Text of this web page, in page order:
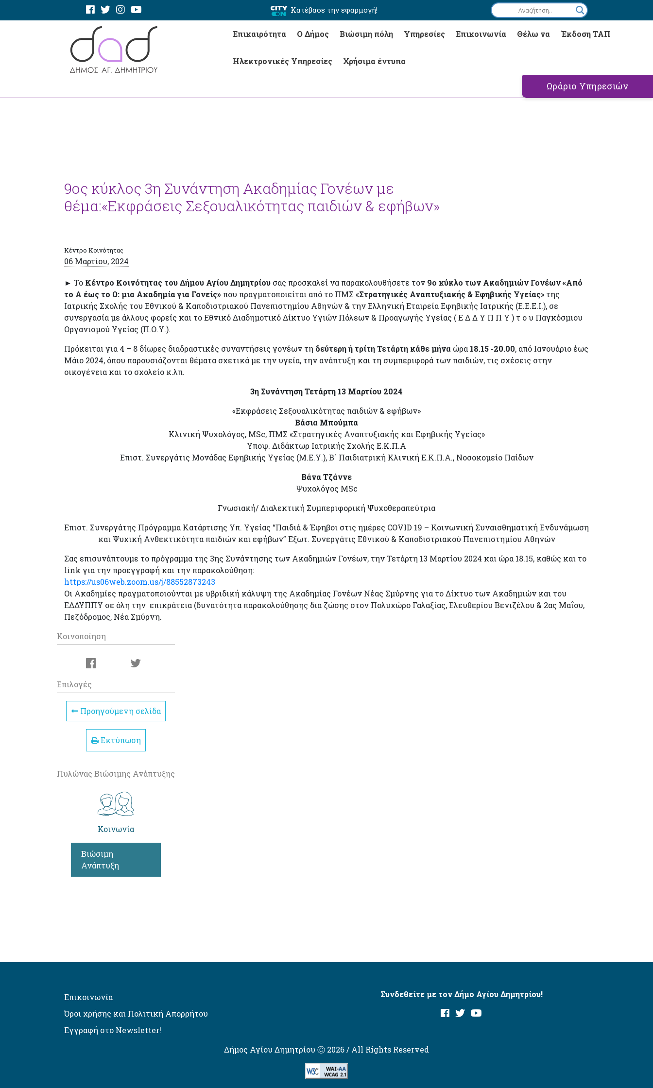
Κατέβασε την εφαρμογή!
Επικαιρότητα Ο Δήμος Βιώσιμη πόλη Υπηρεσίες Επικοινωνία Θέλω να Έκδοση ΤΑΠ
Ηλεκτρονικές Υπηρεσίες Χρήσιμα έντυπα
Ωράριο Υπηρεσιών
9ος κύκλος 3η Συνάντηση Ακαδημίας Γονέων με
θέμα:«Εκφράσεις Σεξουαλικότητας παιδιών & εφήβων»
Κέντρο Κοινότητας
06 Μαρτίου, 2024
► Το Κέντρο Κοινότητας του Δήμου Αγίου Δημητρίου σας προσκαλεί να παρακολουθήσετε τον 9ο κύκλο των Ακαδημιών Γονέων «Από
το Α έως το Ω: μια Ακαδημία για Γονείς» που πραγματοποιείται από το ΠΜΣ «Στρατηγικές Αναπτυξιακής & Εφηβικής Υγείας» της
Ιατρικής Σχολής του Εθνικού & Καποδιστριακού Πανεπιστημίου Αθηνών & την Ελληνική Εταιρεία Εφηβικής Ιατρικής (Ε.Ε.Ε.Ι.), σε
συνεργασία με άλλους φορείς και το Εθνικό Διαδημοτικό Δίκτυο Υγιών Πόλεων & Προαγωγής Υγείας ( Ε Δ Δ Υ Π Π Υ ) τ ο υ Παγκόσμιου
Οργανισμού Υγείας (Π.Ο.Υ.).
Πρόκειται για 4 – 8 δίωρες διαδραστικές συναντήσεις γονέων τη δεύτερη ή τρίτη Τετάρτη κάθε μήνα ώρα 18.15 -20.00, από Ιανουάριο έως
Μάιο 2024, όπου παρουσιάζονται θέματα σχετικά με την υγεία, την ανάπτυξη και τη συμπεριφορά των παιδιών, τις σχέσεις στην
οικογένεια και το σχολείο κ.λπ.
3η Συνάντηση Τετάρτη 13 Μαρτίου 2024
«Εκφράσεις Σεξουαλικότητας παιδιών & εφήβων»
Βάσια Μπούμπα
Κλινική Ψυχολόγος, MSc, ΠΜΣ «Στρατηγικές Αναπτυξιακής και Εφηβικής Υγείας»
Υποψ. Διδάκτωρ Ιατρικής Σχολής Ε.Κ.Π.Α
Επιστ. Συνεργάτις Μονάδας Εφηβικής Υγείας (Μ.Ε.Υ.), Β΄ Παιδιατρική Κλινική Ε.Κ.Π.Α., Νοσοκομείο Παίδων
Βάνα Τζάννε
Ψυχολόγος MSc
Γνωσιακή/ Διαλεκτική Συμπεριφορική Ψυχοθεραπεύτρια
Eπιστ. Συνεργάτης Πρόγραμμα Κατάρτισης Υπ. Υγείας “Παιδιά & Έφηβοι στις ημέρες COVID 19 – Κοινωνική Συναισθηματική Ενδυνάμωση
και Ψυχική Ανθεκτικότητα παιδιών και εφήβων” Εξωτ. Συνεργάτις Εθνικού & Καποδιστριακού Πανεπιστημίου Αθηνών
Σας επισυνάπτουμε το πρόγραμμα της 3ης Συνάντησης των Ακαδημιών Γονέων, την Τετάρτη 13 Μαρτίου 2024 και ώρα 18.15, καθώς και το
link για την προεγγραφή και την παρακολούθηση:
https://us06web.zoom.us/j/88552873243
Οι Ακαδημίες πραγματοποιούνται με υβριδική κάλυψη της Ακαδημίας Γονέων Νέας Σμύρνης για το Δίκτυο των Ακαδημιών και του
ΕΔΔΥΠΠΥ σε όλη την επικράτεια (δυνατότητα παρακολούθησης δια ζώσης στον Πολυχώρο Γαλαξίας, Ελευθερίου Βενιζέλου & 2ας Μαΐου,
Πεζόδρομος, Νέα Σμύρνη.
Κοινοποίηση
Επιλογές
Προηγούμενη σελίδα
Εκτύπωση
Πυλώνας Βιώσιμης Ανάπτυξης
Κοινωνία
Βιώσιμη
Ανάπτυξη
Επικοινωνία
Όροι χρήσης και Πολιτική Απορρήτου
Εγγραφή στο Newsletter!
Συνδεθείτε με τον Δήμο Αγίου Δημητρίου!
Δήμος Αγίου Δημητρίου Ⓒ 2026 / All Rights Reserved